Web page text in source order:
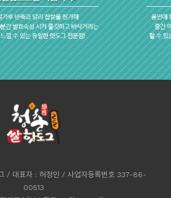
/ 대표자 : 허정인 / 사업자등록번호 337-86-
00513